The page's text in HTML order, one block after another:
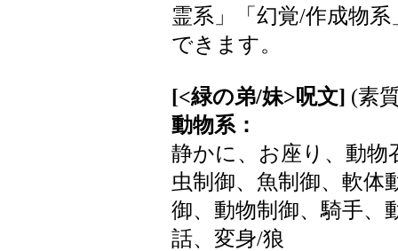
霊系」「幻覚/作成物
できます。
[<緑の弟/妹>呪文] (素
動物系：
静かに、お座り、動物
虫制御、魚制御、軟体
御、動物制御、騎手、
話、変身/狼